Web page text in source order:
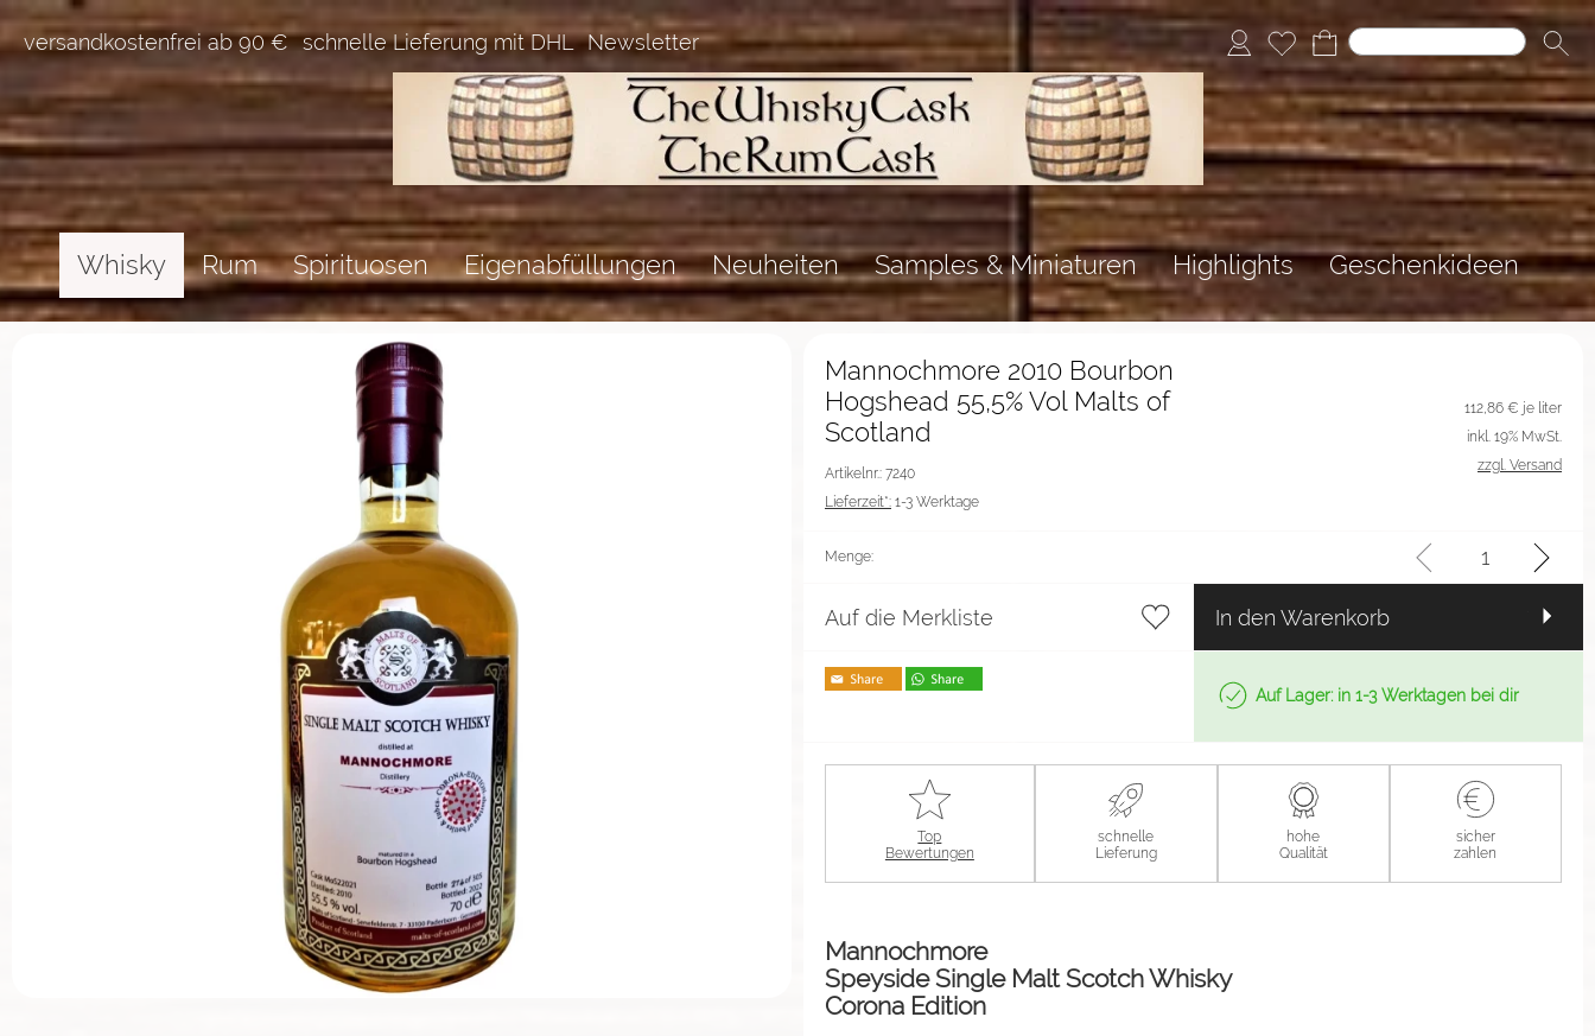
versandkostenfrei ab 90 € schnelle Lieferung mit DHL Newsletter
Whisky Rum Spirituosen Eigenabfüllungen Neuheiten Samples & Miniaturen Highlights Geschenkideen
%Sale%
Mannochmore 2010 Bourbon
Hogshead 55,5% Vol Malts of
Scotland
Artikelnr.: 7240
Lieferzeit*: 1-3 Werktage
112,86 € je liter
inkl. 19% MwSt.
zzgl. Versand
Menge:
Auf die Merkliste In den Warenkorb
Auf Lager: in 1-3 Werktagen bei dir
Top
Bewertungen
schnelle
Lieferung
hohe
Qualität
sicher
zahlen
Mannochmore
Speyside Single Malt Scotch Whisky
Corona Edition